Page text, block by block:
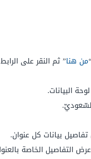
من هنا” ثم النقر على
البيانات.
بيانات كل عنوان.
عرض التفاصيل الخاصة